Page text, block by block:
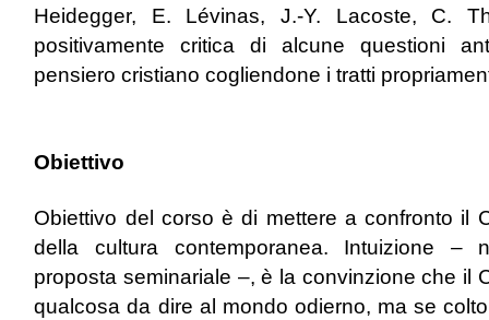
Heidegger, E. Lévinas, J.-Y. Lacoste, C.
positivamente critica di alcune questioni
pensiero cristiano cogliendone i tratti
Obiettivo
Obiettivo del corso è di mettere a confronto il
della cultura contemporanea. Intuizione –
proposta seminariale –, è la convinzione che il
qualcosa da dire al mondo odierno, ma se